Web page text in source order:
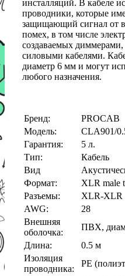
инсталляций. В кабеле
проводники, которые
защищающий сигнал от
помех, в том числе
создаваемых
силовыми кабелями.
диаметр 6 мм и могут
любого назначения.
Бренд:
PROCAB
Модель:
CLA901/
Гарантия:
5 л.
Тип:
Кабель
Вид
Формат:
XLR male
Разъемы:
XLR-XLR
AWG:
28
Внешняя
оболочка:
ПВХ,
Длина:
0.5 м
Изоляция
проводника:
PE